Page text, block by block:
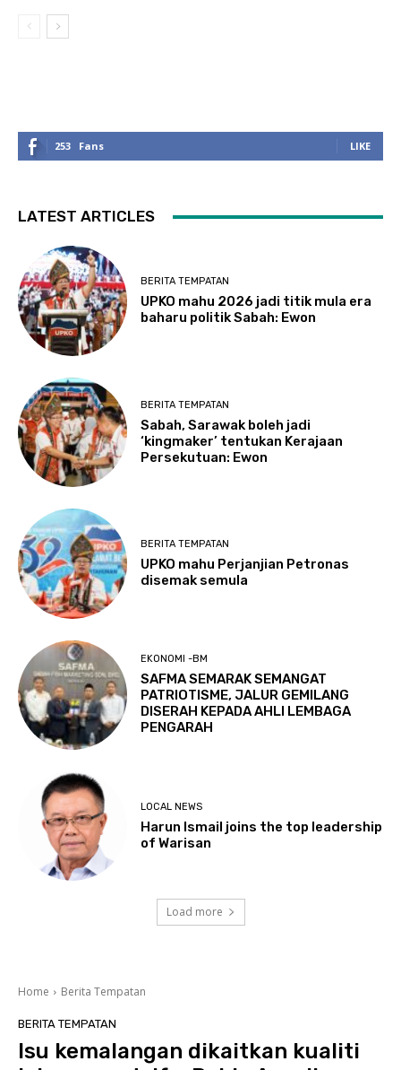
253 Fans LIKE
LATEST ARTICLES
BERITA TEMPATAN
UPKO mahu 2026 jadi titik mula era
baharu politik Sabah: Ewon
BERITA TEMPATAN
Sabah, Sarawak boleh jadi
‘kingmaker’ tentukan Kerajaan
Persekutuan: Ewon
BERITA TEMPATAN
UPKO mahu Perjanjian Petronas
disemak semula
EKONOMI -BM
SAFMA SEMARAK SEMANGAT
PATRIOTISME, JALUR GEMILANG
DISERAH KEPADA AHLI LEMBAGA
PENGARAH
LOCAL NEWS
Harun Ismail joins the top leadership
of Warisan
Load more